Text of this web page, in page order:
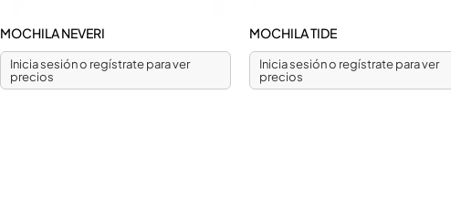
MOCHILA NEVERI
Inicia sesión o regístrate para ver
precios
MOCHILA TIDE
Inicia sesión o regístrate para ver
precios